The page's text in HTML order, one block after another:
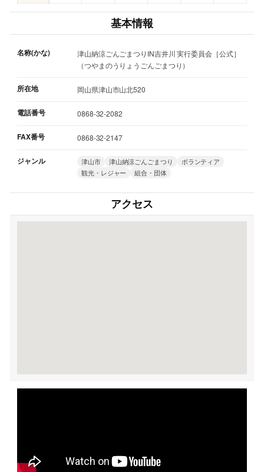
基本情報
名称(かな)
津山納涼ごんごまつりIN吉井川 実行委員会［公式］
（つやまのうりょうごんごまつり）
所在地 岡山県津山市山北520
電話番号 0868-32-2082
FAX番号 0868-32-2147
ジャンル 津山市 津山納涼ごんごまつり
ボランティア
観光・レジャー
組合・団体
アクセス